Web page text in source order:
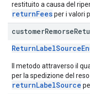
restituito a causa del
returnFeesper i valori
customerRemorse
Il metodo attraverso il
per la spedizione del
returnLabelSource